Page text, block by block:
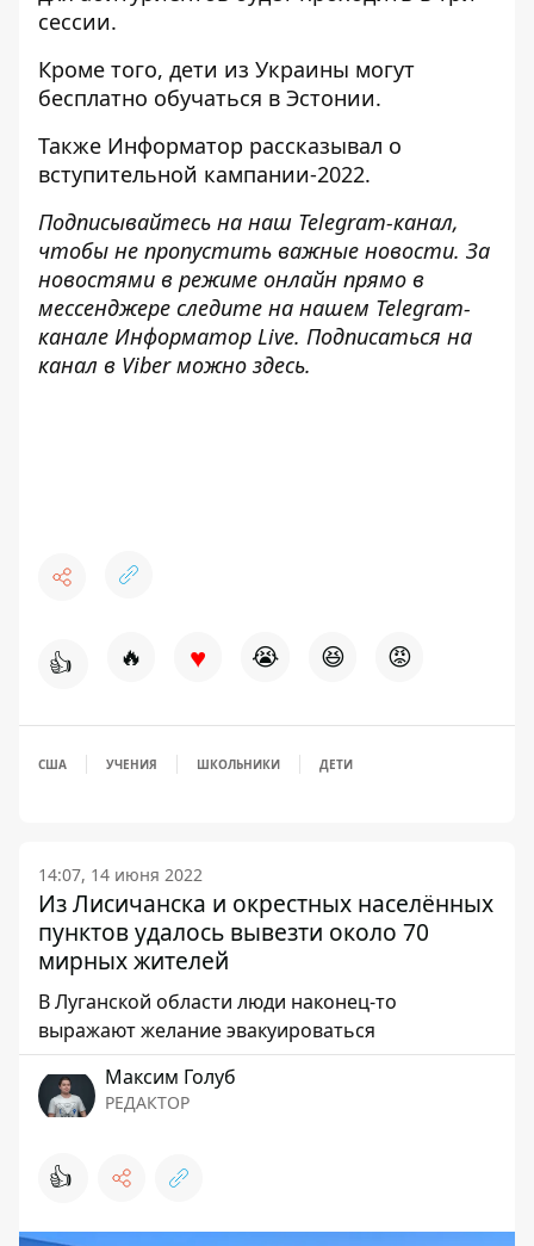
сессии.
Кроме того, дети из Украины могут
бесплатно обучаться в Эстонии.
Также Информатор рассказывал о
вступительной кампании-2022.
Подписывайтесь на наш Telegram-канал,
чтобы не пропустить важные новости. За
новостями в режиме онлайн прямо в
мессенджере следите на нашем Telegram-
канале Информатор Live. Подписаться на
канал в Viber можно здесь.
👍 🔥 ♥ 😭 😆 😡
США УЧЕНИЯ ШКОЛЬНИКИ ДЕТИ
14:07, 14 июня 2022
Из Лисичанска и окрестных населённых
пунктов удалось вывезти около 70
мирных жителей
В Луганской области люди наконец-то
выражают желание эвакуироваться
Максим Голуб
РЕДАКТОР
👍